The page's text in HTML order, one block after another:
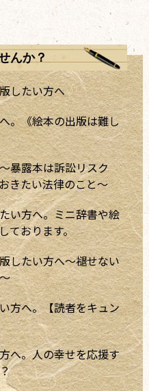
んか？
したい方へ
。《絵本の出版は難し
暴露本は訴訟リスク
きたい法律のこと～
い方へ。ミニ辞書や絵
ております。
したい方へ～褪せない
方へ。【読者をキュン
へ。人の幸せを応援す